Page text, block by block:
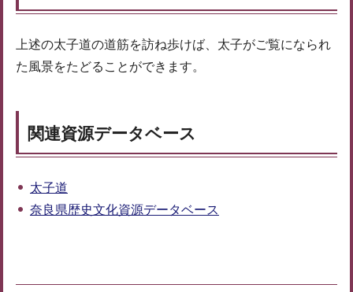
上述の太子道の道筋を訪ね歩けば、太子がご覧になられ
た風景をたどることができます。
関連資源データベース
太子道
奈良県歴史文化資源データベース